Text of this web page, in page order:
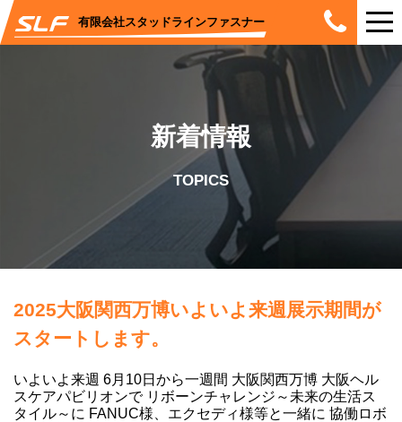
有限会社スタッドラインファスナー
新着情報
TOPICS
2025大阪関西万博いよいよ来週展示期間が
スタートします。
いよいよ来週 6月10日から一週間 大阪関西万博 大阪ヘル
スケアパビリオンで リボーンチャレンジ～未来の生活ス
タイル～に FANUC様、エクセディ様等と一緒に 協働ロボ